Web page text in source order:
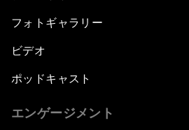
フォトギャラリー
ビデオ
ポッドキャスト
エンゲージメント